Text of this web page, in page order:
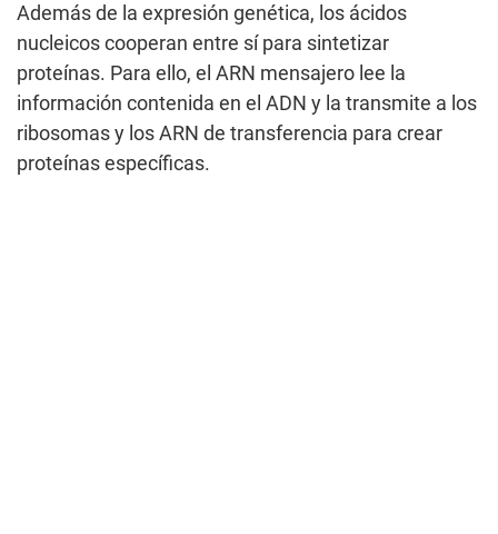
Además de la expresión genética, los ácidos
nucleicos cooperan entre sí para sintetizar
proteínas. Para ello, el ARN mensajero lee la
información contenida en el ADN y la transmite a los
ribosomas y los ARN de transferencia para crear
proteínas específicas.